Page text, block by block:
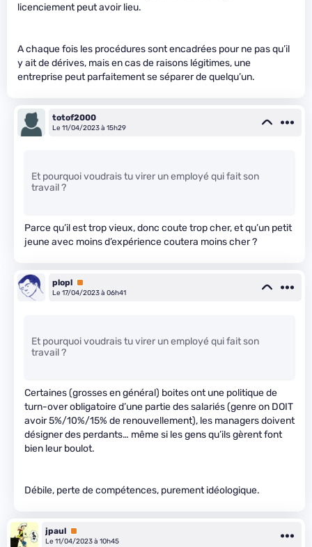
licenciement peut avoir lieu.
A chaque fois les procédures sont encadrées pour ne pas qu’il
y ait de dérives, mais en cas de raisons légitimes, une
entreprise peut parfaitement se séparer de quelqu’un.
totof2000
Le 11/04/2023 à 15h29
Et pourquoi voudrais tu virer un employé qui fait son
travail ?
Parce qu’il est trop vieux, donc coute trop cher, et qu’un petit
jeune avec moins d’expérience coutera moins cher ?
plopl Premium
Le 17/04/2023 à 06h41
Et pourquoi voudrais tu virer un employé qui fait son
travail ?
Certaines (grosses en général) boites ont une politique de
turn-over obligatoire d’une partie des salariés (genre on DOIT
avoir 5%/10%/15% de renouvellement), les managers doivent
désigner des perdants… même si les gens qu’ils gèrent font
bien leur boulot.
Débile, perte de compétences, purement idéologique.
jpaul Premium
Le 11/04/2023 à 10h45